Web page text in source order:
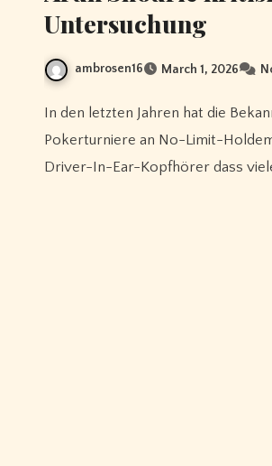
Untersuchung
ambrosen16 March 1, 2026
In den letzten Jahren hat die Bekanntheit von Poker enorm zugenommen und viele Spieler sind über Online-
Pokerturniere an No-Limit-
Driver-In-Ear-Kopfhörer dass